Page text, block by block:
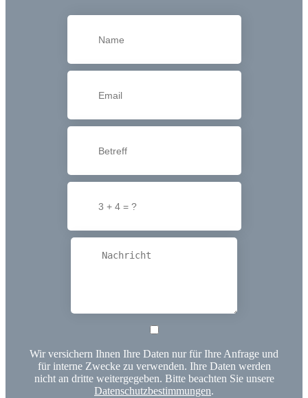
Wir versichern Ihnen Ihre Daten nur für Ihre Anfrage und
für interne Zwecke zu verwenden. Ihre Daten werden
nicht an dritte weitergegeben. Bitte beachten Sie unsere
Datenschutzbestimmungen.